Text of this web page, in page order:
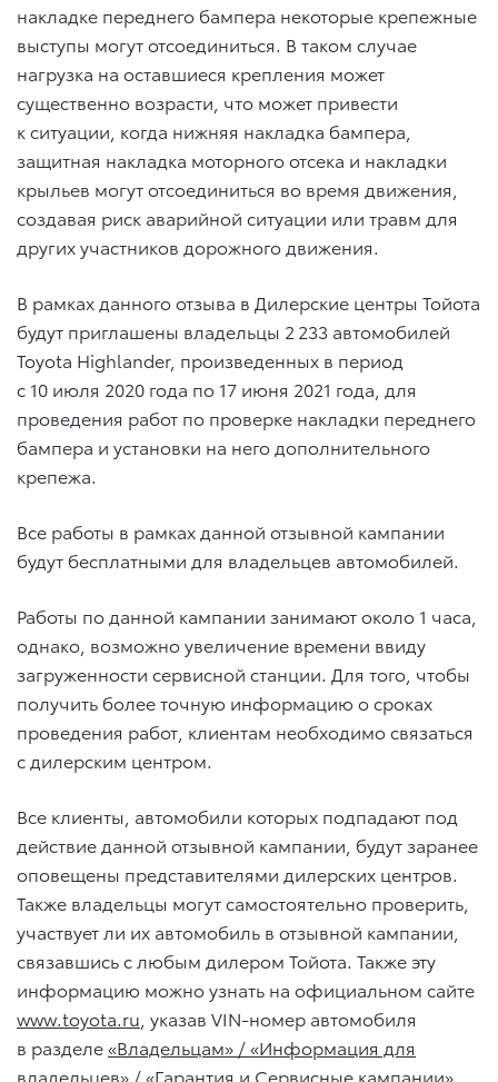
накладке переднего бампера некоторые крепежные
выступы могут отсоединиться. В таком случае
нагрузка на оставшиеся крепления может
существенно возрасти, что может привести
к ситуации, когда нижняя накладка бампера,
защитная накладка моторного отсека и накладки
крыльев могут отсоединиться во время движения,
создавая риск аварийной ситуации или травм для
других участников дорожного движения.
В рамках данного отзыва в Дилерские центры Тойота
будут приглашены владельцы 2 233 автомобилей
Toyota Highlander, произведенных в период
с 10 июля 2020 года по 17 июня 2021 года, для
проведения работ по проверке накладки переднего
бампера и установки на него дополнительного
крепежа.
Все работы в рамках данной отзывной кампании
будут бесплатными для владельцев автомобилей.
Работы по данной кампании занимают около 1 часа,
однако, возможно увеличение времени ввиду
загруженности сервисной станции. Для того, чтобы
получить более точную информацию о сроках
проведения работ, клиентам необходимо связаться
с дилерским центром.
Все клиенты, автомобили которых подпадают под
действие данной отзывной кампании, будут заранее
оповещены представителями дилерских центров.
Также владельцы могут самостоятельно проверить,
участвует ли их автомобиль в отзывной кампании,
связавшись с любым дилером Тойота. Также эту
информацию можно узнать на официальном сайте
www.toyota.ru , указав VIN-номер автомобиля
в разделе«Владельцам» / «Информация для
владельцев» / «Гарантия и Сервисные кампании»